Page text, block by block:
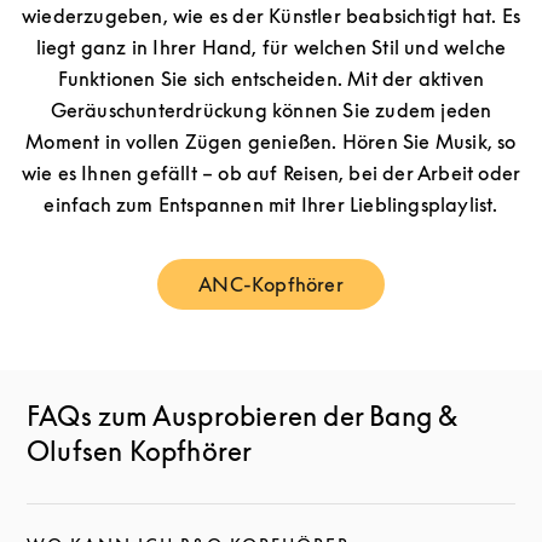
wiederzugeben, wie es der Künstler beabsichtigt hat. Es
liegt ganz in Ihrer Hand, für welchen Stil und welche
Funktionen Sie sich entscheiden. Mit der aktiven
Geräuschunterdrückung können Sie zudem jeden
Moment in vollen Zügen genießen. Hören Sie Musik, so
wie es Ihnen gefällt – ob auf Reisen, bei der Arbeit oder
einfach zum Entspannen mit Ihrer Lieblingsplaylist.
ANC-KopfhörerLink Opens in New Tab
FAQs zum Ausprobieren der Bang &
Olufsen Kopfhörer